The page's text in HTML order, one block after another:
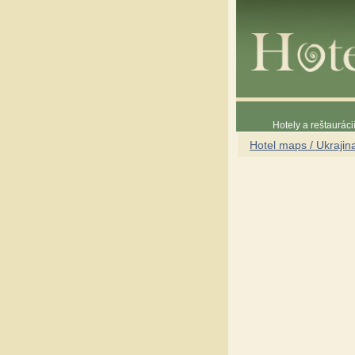
Hotely a
Hotel maps /